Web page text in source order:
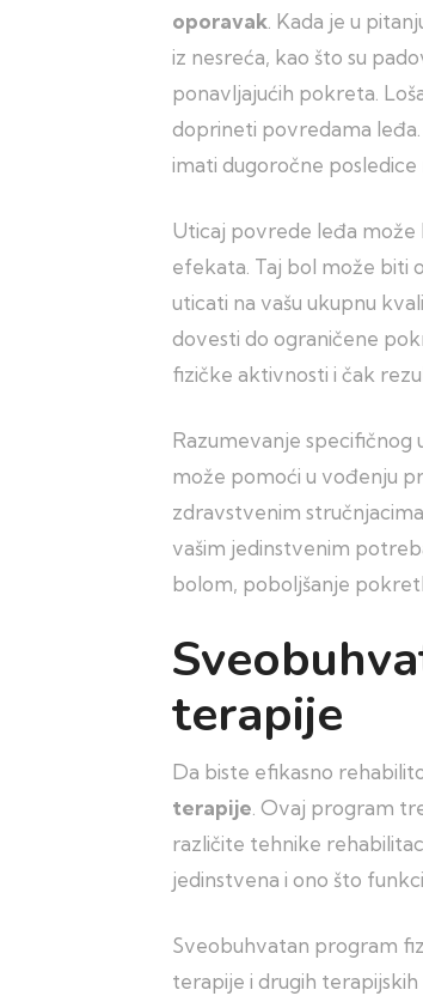
oporavak . Kada je u
iz nesreća, kao što su
ponavljajućih pokreta.
doprineti povredama
imati dugoročne posledice
Uticaj povrede leđa može
efekata. Taj bol može biti
uticati na vašu ukupnu
dovesti do ograničene
fizičke aktivnosti i čak
Razumevanje
može pomoći u vođenju
zdravstvenim
vašim jedinstvenim
bolom, poboljšanje
terapije
Da biste efikasno
terapije . Ovaj program
različite tehnike
jedinstvena i ono što
Sveobuhvatan program
terapije i drugih